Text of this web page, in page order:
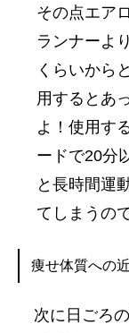
その点エア
ランナーよ
くらいから
用するとあ
よ！使用す
ードで20分
と長時間運
てしまうの
痩せ体質への
次に日ごろの